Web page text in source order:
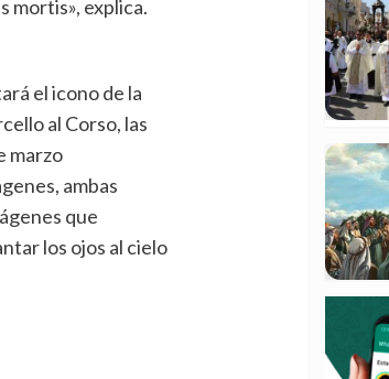
mortis», explica.
el icono de la
al Corso, las
marzo
ambas
que
los ojos al cielo